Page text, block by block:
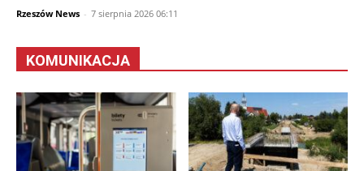
Rzeszów News - 7 sierpnia 2026 06:11
KOMUNIKACJA